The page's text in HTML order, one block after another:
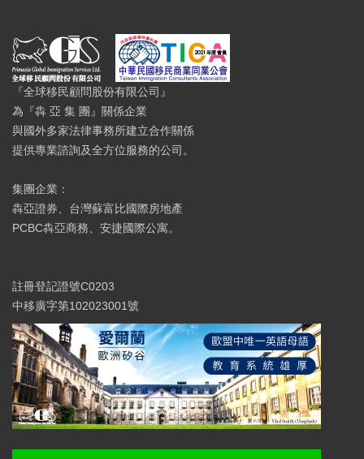
『全球移民顧問股份有限公司』
為『犇 亞 集 團』關係企業
與國外多家法律事務所建立合作關係
提供專業諮詢及全方位服務的公司。
集團企業：
犇亞證券、台灣蘇富比國際房地產
PCBC犇亞商務、安捷國際公寓。
註冊登記證號C0203
中移廣字第102023001號